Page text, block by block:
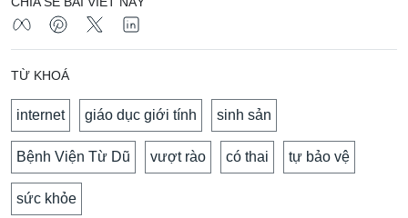
TỪ KHOÁ
internet giáo dục giới tính sinh sản
Bệnh Viện Từ Dũ vượt rào có thai tự bảo vệ
sức khỏe